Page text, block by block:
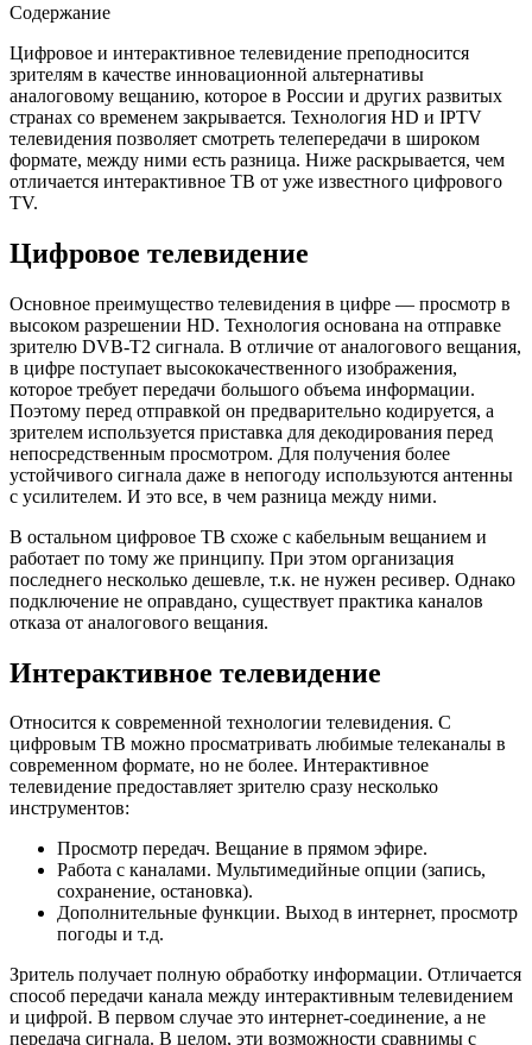
Содержание
Цифровое и интерактивное телевидение преподносится
зрителям в качестве инновационной альтернативы
аналоговому вещанию, которое в России и других развитых
странах со временем закрывается. Технология HD и IPTV
телевидения позволяет смотреть телепередачи в широком
формате, между ними есть разница. Ниже раскрывается, чем
отличается интерактивное ТВ от уже известного цифрового
TV.
Цифровое телевидение
Основное преимущество телевидения в цифре — просмотр в
высоком разрешении HD. Технология основана на отправке
зрителю DVB-T2 сигнала. В отличие от аналогового вещания,
в цифре поступает высококачественного изображения,
которое требует передачи большого объема информации.
Поэтому перед отправкой он предварительно кодируется, а
зрителем используется приставка для декодирования перед
непосредственным просмотром. Для получения более
устойчивого сигнала даже в непогоду используются антенны
с усилителем. И это все, в чем разница между ними.
В остальном цифровое ТВ схоже с кабельным вещанием и
работает по тому же принципу. При этом организация
последнего несколько дешевле, т.к. не нужен ресивер. Однако
подключение не оправдано, существует практика каналов
отказа от аналогового вещания.
Интерактивное телевидение
Относится к современной технологии телевидения. С
цифровым ТВ можно просматривать любимые телеканалы в
современном формате, но не более. Интерактивное
телевидение предоставляет зрителю сразу несколько
инструментов:
Просмотр передач. Вещание в прямом эфире.
Работа с каналами. Мультимедийные опции (запись,
сохранение, остановка).
Дополнительные функции. Выход в интернет, просмотр
погоды и т.д.
Зритель получает полную обработку информации. Отличается
способ передачи канала между интерактивным телевидением
и цифрой. В первом случае это интернет-соединение, а не
передача сигнала. В целом, эти возможности сравнимы с